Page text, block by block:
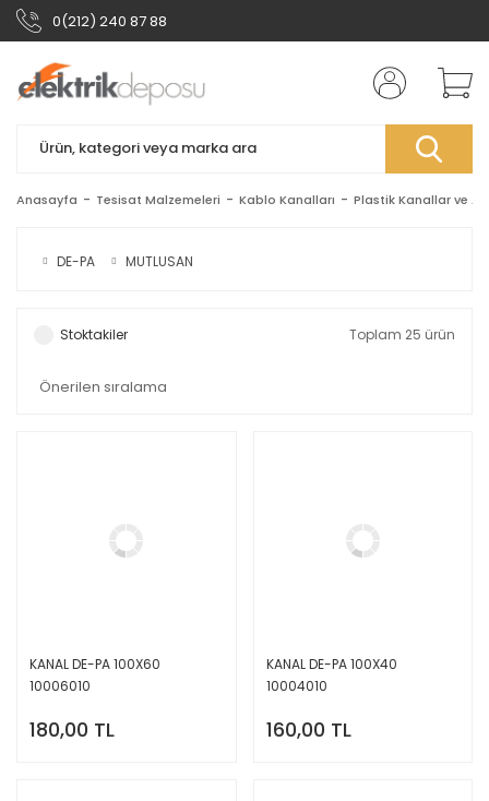
0(212) 240 87 88
Anasayfa Tesisat Malzemeleri Kablo Kanalları Plastik Kanallar ve
DE-PA MUTLUSAN
Stoktakiler Toplam 25 ürün
KANAL DE-PA 100X60
10006010
180,00 TL
KANAL DE-PA 100X40
10004010
160,00 TL